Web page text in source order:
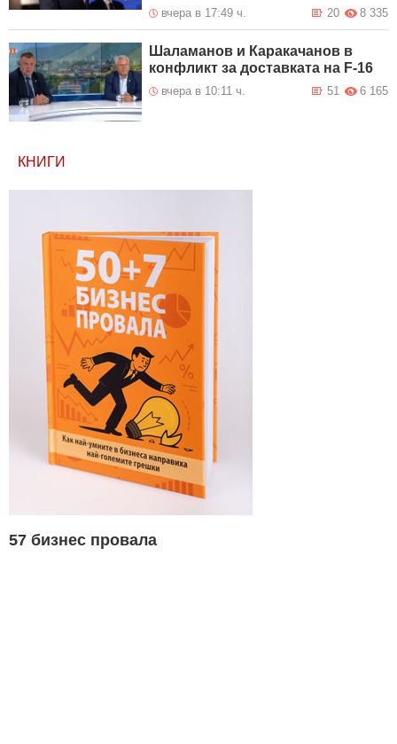
вчера в 17:49 ч. 8 335
20
Шаламанов и Каракачанов в
конфликт за доставката на F-16
вчера в 10:11 ч. 6 165
51
КНИГИ
57 бизнес провала